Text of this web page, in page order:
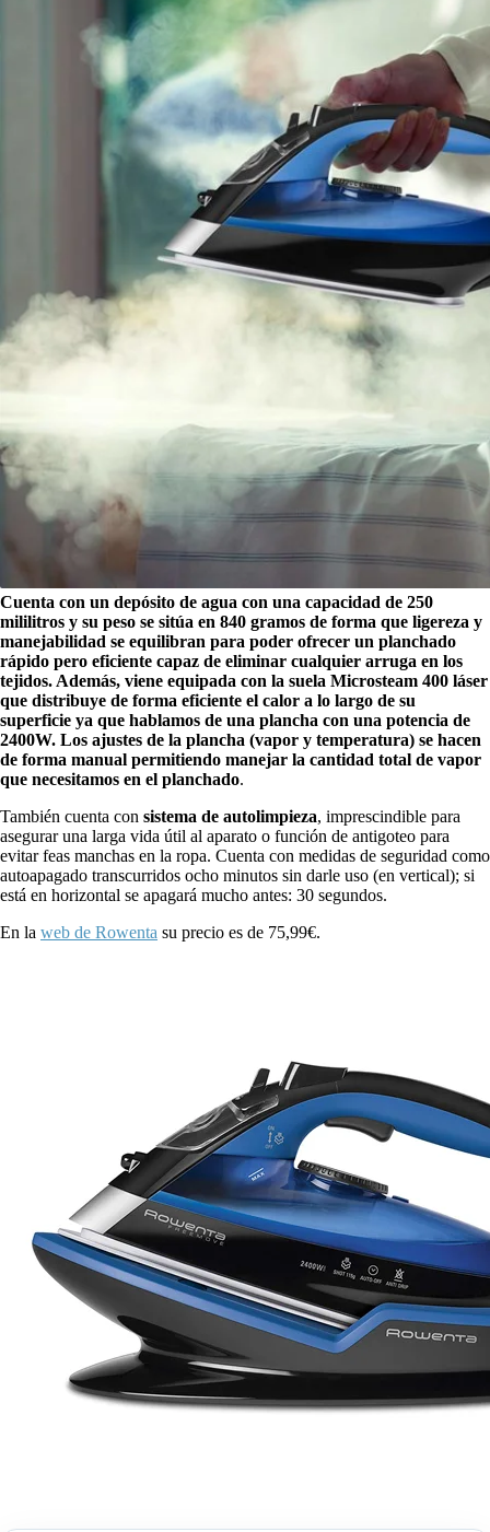
Cuenta con un depósito de agua con una capacidad de 250
mililitros y su peso se sitúa en 840 gramos de forma que ligereza y
manejabilidad se equilibran para poder ofrecer un planchado
rápido pero eficiente capaz de eliminar cualquier arruga en los
tejidos. Además, viene equipada con la suela Microsteam 400 láser
que distribuye de forma eficiente el calor a lo largo de su
superficie ya que hablamos de una plancha con una potencia de
2400W. Los ajustes de la plancha (vapor y temperatura) se hacen
de forma manual permitiendo manejar la cantidad total de vapor
que necesitamos en el planchado.
También cuenta con sistema de autolimpieza, imprescindible para
asegurar una larga vida útil al aparato o función de antigoteo para
evitar feas manchas en la ropa. Cuenta con medidas de seguridad como
autoapagado transcurridos ocho minutos sin darle uso (en vertical); si
está en horizontal se apagará mucho antes: 30 segundos.
En la web de Rowenta su precio es de 75,99€.